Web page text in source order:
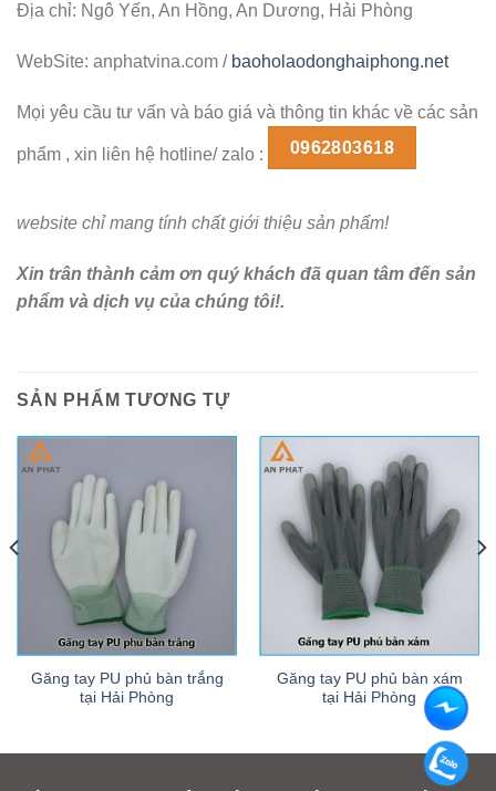
Địa chỉ: Ngô Yến, An Hồng, An Dương, Hải Phòng
WebSite: anphatvina.com / baoholaodonghaiphong.net
Mọi yêu cầu tư vấn và báo giá và thông tin khác về các sản
phẩm , xin liên hệ hotline/ zalo : 0962803618
website chỉ mang tính chất giới thiệu sản phẩm!
Xin trân thành cảm ơn quý khách đã quan tâm đến sản
phẩm và dịch vụ của chúng tôi!.
SẢN PHẨM TƯƠNG TỰ
Găng tay PU phủ bàn trắng
tại Hải Phòng
Găng tay PU phủ bàn xám
tại Hải Phòng